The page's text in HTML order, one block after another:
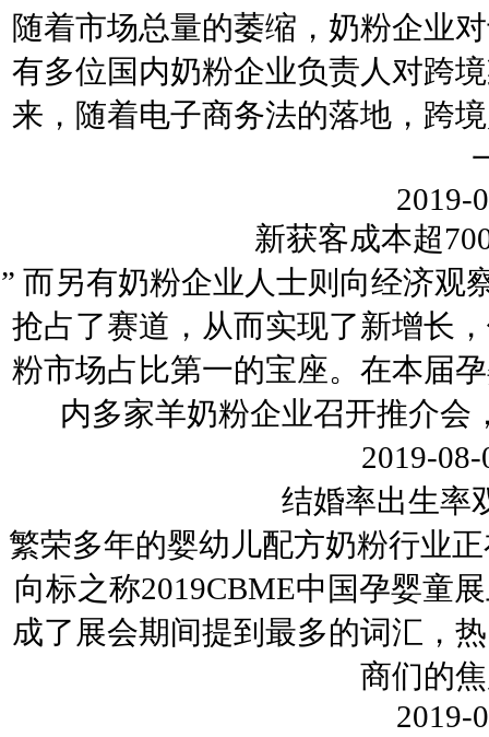
随着市场总量的萎缩，奶粉企业
有多位国内奶粉企业负责人对跨
来，随着电子商务法的落地，跨
2019-
新获客成本超
” 而另有奶粉企业人士则向经济观
抢占了赛道，从而实现了新增长
粉市场占比第一的宝座。在本届
内多家羊奶粉企业召开推介会
2019-
结婚率出生率
繁荣多年的婴幼儿配方奶粉行业
向标之称2019CBME中国孕婴童
成了展会期间提到最多的词汇，
商们的
2019-